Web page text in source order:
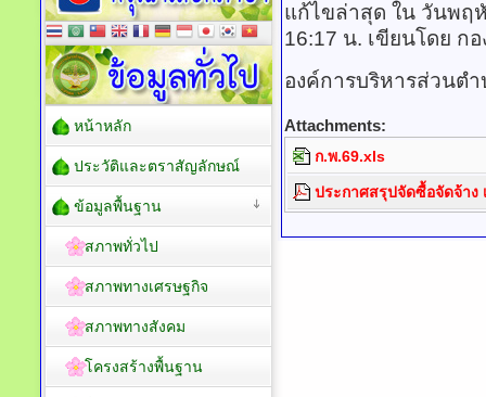
แก้ไขล่าสุด ใน วันพฤ
16:17 น. เขียนโดย กอ
องค์การบริหารส่วนต
Attachments:
ก.พ.69.xls
ประกาศสรุปจัดซื้อจัดจ้าง
หน้าหลัก
ประวัติและตราสัญลักษณ์
ข้อมูลพื้นฐาน
สภาพทั่วไป
สภาพทางเศรษฐกิจ
สภาพทางสังคม
โครงสร้างพื้นฐาน